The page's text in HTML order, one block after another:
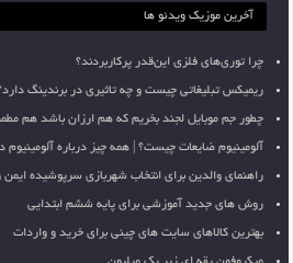
آخرین موزیک ویدئو ها
چرا توری‌های فلزی این‌قدر پرکاربردند؟
ریمیکس تبلیغاتی چیست و چه تاثیری در برندینگ
چطور جم موبایل لجند بخریم که هم ارزان باشد هم
آلومینیوم ضایعات چیست؟ | همه چیز درباره
راهنمای والدین برای انتخاب شهربازی سرپوشیده
روش های جدید آموزشی برای پایه ششم ابتدایی
بهترین کالاهای سایت های چینی برای خرید و واردات